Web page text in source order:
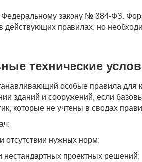
Федеральному закону № 384-ФЗ.
действующих правилах, но
технические
особые правила для
зданий и сооружений, если
которые не учтены в сводах
отсутствии нужных норм;
нестандартных проектных решений;